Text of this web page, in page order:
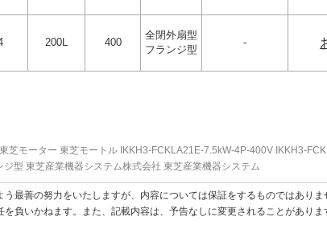
200L 400
全閉外扇型
フランジ型
-
芝モーター 東芝モートル IKKH3-FCKLA21E-7.5kW-4P-400V IKKH3-
型 東芝産業機器システム株式会社 東芝産業機器システム
最善の努力をいたしますが、内容については保証をするものではありま
負いかねます。また、記載内容は、予告なしに変更されることがありま